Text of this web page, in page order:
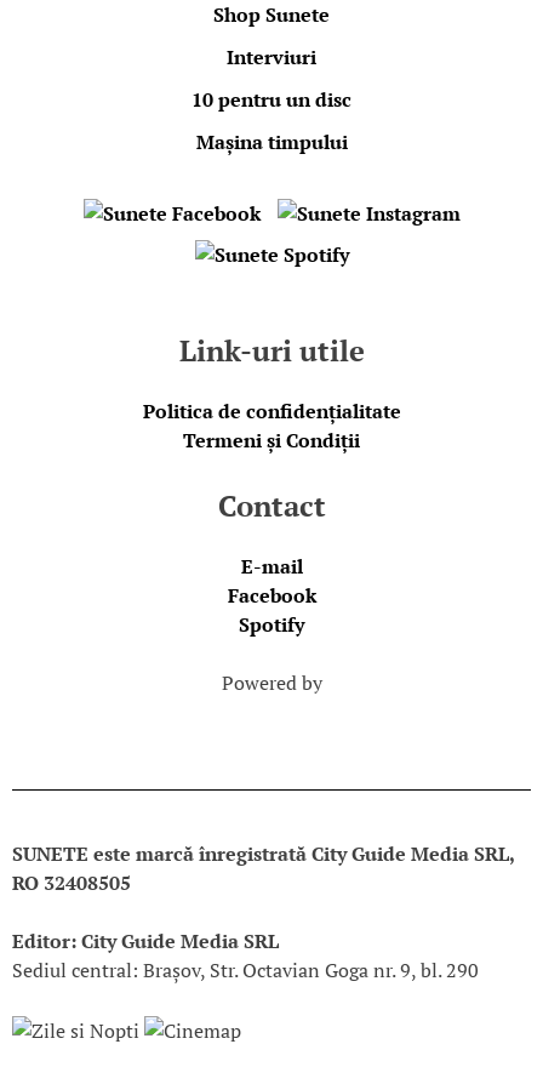
Shop Sunete
Interviuri
10 pentru un disc
Mașina timpului
Link-uri utile
Politica de confidențialitate
Termeni și Condiții
Contact
E-mail
Facebook
Spotify
Powered by
SUNETE este marcă înregistrată City Guide Media SRL,
RO 32408505
Editor: City Guide Media SRL
Sediul central: Brașov, Str. Octavian Goga nr. 9, bl. 290